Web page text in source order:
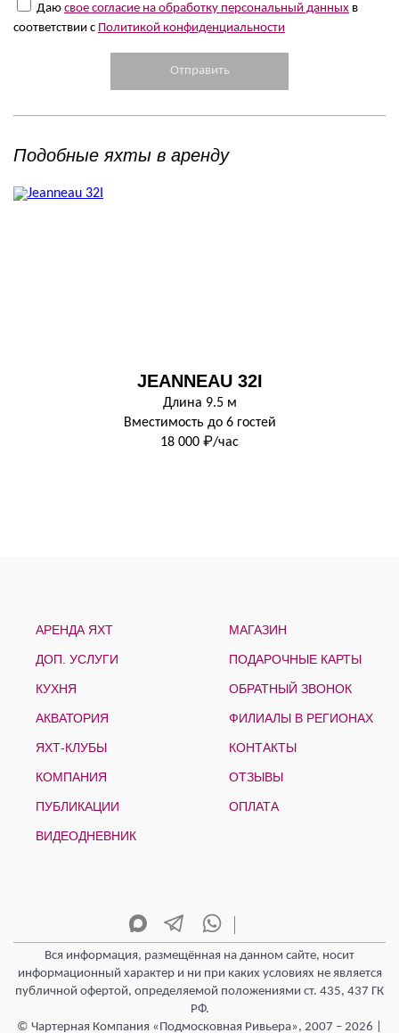
Даю свое согласие на обработку персональный данных в
соответствии с Политикой конфиденциальности
Подобные яхты в аренду
JEANNEAU 32I
Длина 9.5 м
Вместимость до 6 гостей
18 000 ₽/час
АРЕНДА ЯХТ
ДОП. УСЛУГИ
КУХНЯ
АКВАТОРИЯ
ЯХТ-КЛУБЫ
КОМПАНИЯ
ПУБЛИКАЦИИ
ВИДЕОДНЕВНИК
МАГАЗИН
ПОДАРОЧНЫЕ КАРТЫ
ОБРАТНЫЙ ЗВОНОК
ФИЛИАЛЫ В РЕГИОНАХ
КОНТАКТЫ
ОТЗЫВЫ
ОПЛАТА
Вся информация, размещённая на данном сайте, носит
информационный характер и ни при каких условиях не является
публичной офертой, определяемой положениями ст. 435, 437 ГК
РФ.
© Чартерная Компания «Подмосковная Ривьера», 2007 – 2026 |